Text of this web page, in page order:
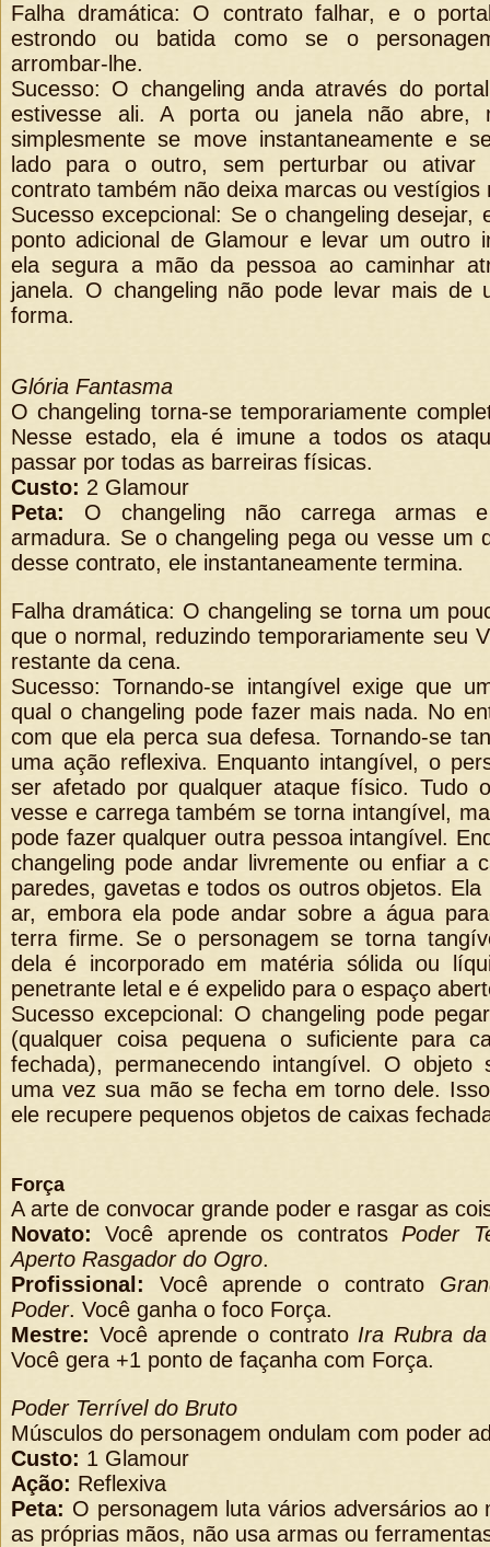
Falha dramática: O contrato falhar, e o
estrondo ou batida como se o
arrombar-lhe.
Sucesso: O changeling anda através do
estivesse ali. A porta ou janela não abre,
simplesmente se move instantaneamente e
lado para o outro, sem perturbar ou ativar
contrato também não deixa marcas ou vestígios
Sucesso excepcional: Se o changeling desejar,
ponto adicional de Glamour e levar um outro
ela segura a mão da pessoa ao caminhar
janela. O changeling não pode levar mais de
forma.
Glória Fantasma
O changeling torna-se temporariamente
Nesse estado, ela é imune a todos os
passar por todas as barreiras físicas.
Custo: 2 Glamour
Peta: O changeling não carrega armas
armadura. Se o changeling pega ou vesse um
desse contrato, ele instantaneamente termina.
Falha dramática: O changeling se torna um
que o normal, reduzindo temporariamente seu
restante da cena.
Sucesso: Tornando-se intangível exige que
qual o changeling pode fazer mais nada. No
com que ela perca sua defesa. Tornando-se
uma ação reflexiva. Enquanto intangível, o
ser afetado por qualquer ataque físico. Tudo
vesse e carrega também se torna intangível,
pode fazer qualquer outra pessoa intangível.
changeling pode andar livremente ou enfiar a
paredes, gavetas e todos os outros objetos.
ar, embora ela pode andar sobre a água
terra firme. Se o personagem se torna
dela é incorporado em matéria sólida ou
penetrante letal e é expelido para o espaço
Sucesso excepcional: O changeling pode
(qualquer coisa pequena o suficiente para
fechada), permanecendo intangível. O objeto
uma vez sua mão se fecha em torno dele.
ele recupere pequenos objetos de caixas
Força
A arte de convocar grande poder e rasgar as
Novato: Você aprende os contratosPoder
Aperto Rasgador do Ogro.
Profissional: Você aprende o contrato
Poder. Você ganha o foco Força.
Mestre: Você aprende o contrato Ira Rubra
Você gera +1 ponto de façanha com Força.
Poder Terrível do Bruto
Músculos do personagem ondulam com poder
Custo: 1 Glamour
Ação: Reflexiva
Peta: O personagem luta vários adversários ao
as próprias mãos, não usa armas ou